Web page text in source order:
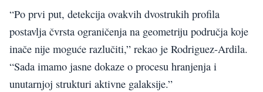
“Po prvi put, detekcija ovakvih dvostrukih profila
postavlja čvrsta ograničenja na geometriju područja koje
inače nije moguće razlučiti,” rekao je Rodriguez-Ardila.
“Sada imamo jasne dokaze o procesu hranjenja i
unutarnjoj strukturi aktivne galaksije.”